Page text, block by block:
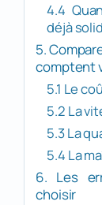
4.4
déjà
5.
comptent
5.1 Le
5.2 La
5.3 La
5.4 La
6. Les
choisir